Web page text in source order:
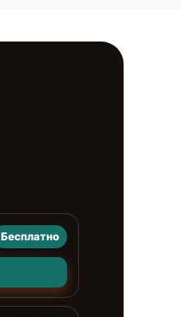
Бесплатно